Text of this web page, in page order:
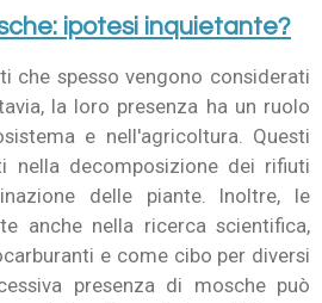
ipotesi inquietante?
che spesso vengono considerati
la loro presenza ha un ruolo
e nell'agricoltura. Questi
nella decomposizione dei rifiuti
delle piante. Inoltre, le
anche nella ricerca scientifica,
e come cibo per diversi
presenza di mosche può